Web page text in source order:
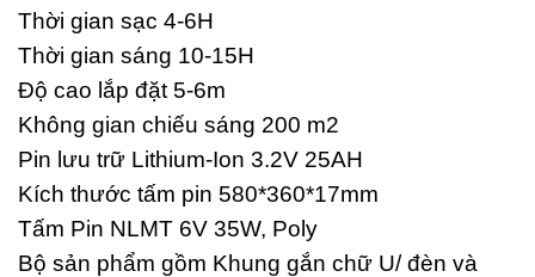
Thời gian sạc 4-6H
Thời gian sáng 10-15H
Độ cao lắp đặt 5-6m
Không gian chiếu sáng 200 m2
Pin lưu trữ Lithium-Ion 3.2V 25AH
Kích thước tấm pin 580*360*17mm
Tấm Pin NLMT 6V 35W, Poly
Bộ sản phẩm gồm Khung gắn chữ U/ đèn và